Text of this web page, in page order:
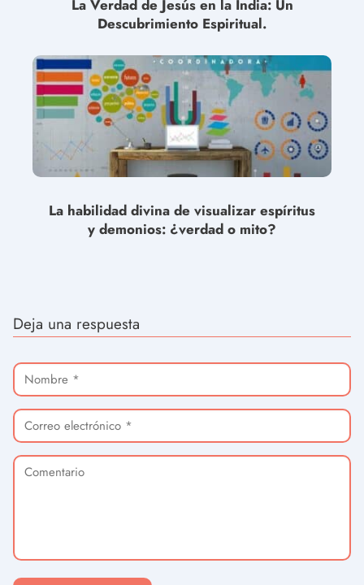
La Verdad de Jesús en la India: Un
Descubrimiento Espiritual.
La habilidad divina de visualizar espíritus
y demonios: ¿verdad o mito?
Deja una respuesta